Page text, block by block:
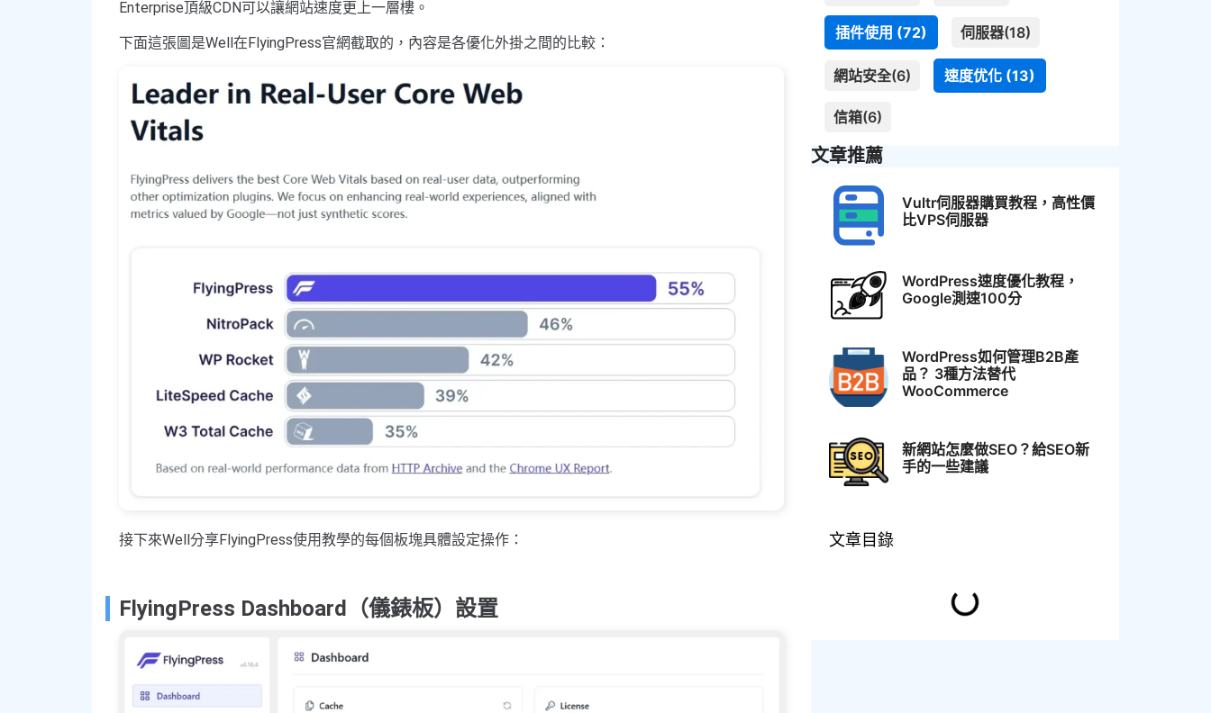
Enterprise頂級CDN可以讓網站速度更上一層樓。
下面這張圖是Well在FlyingPress官網截取的，內容是各優化外掛之間的比較：
接下來Well分享FlyingPress使用教學的每個板塊具體設定操作：
FlyingPress Dashboard（儀錶板）設置
插件使用 (72) 伺服器(18)
網站安全(6) 速度优化 (13)
信箱(6)
文章推薦
Vultr伺服器購買教程，高性價
比VPS伺服器
WordPress速度優化教程，
Google測速100分
WordPress如何管理B2B產
品？ 3種方法替代
WooCommerce
新網站怎麼做SEO？給SEO新
手的一些建議
文章目錄